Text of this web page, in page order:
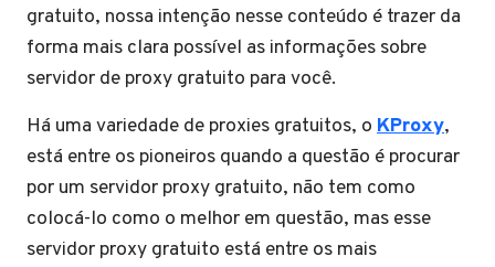
gratuito, nossa intenção nesse conteúdo é trazer da
forma mais clara possível as informações sobre
servidor de proxy gratuito para você.
Há uma variedade de proxies gratuitos, o KProxy,
está entre os pioneiros quando a questão é procurar
por um servidor proxy gratuito, não tem como
colocá-lo como o melhor em questão, mas esse
servidor proxy gratuito está entre os mais